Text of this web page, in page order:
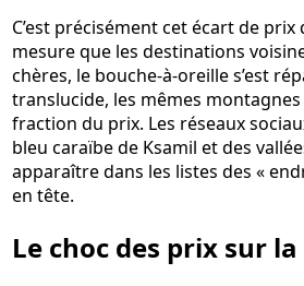
C’est précisément cet écart de
mesure que les destinations
chères, le bouche‑à‑oreille s’est
translucide, les mêmes
fraction du prix. Les réseaux
bleu caraïbe de Ksamil et des
apparaître dans les listes des «
en tête.
Le choc des prix sur